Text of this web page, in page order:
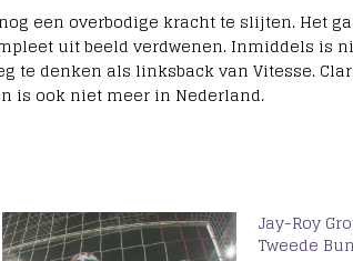
een overbodige kracht te slijten. Het
uit beeld verdwenen. Inmiddels is
te denken als linksback van Vitesse.
is ook niet meer in Nederland.
Jay-Roy
Tweede